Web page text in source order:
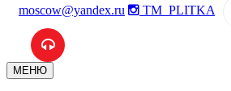
moscow@yandex.ru
TM_PLITKA
МЕНЮ